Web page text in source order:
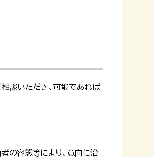
談いただき、可能であれば
の容態等により、意向に沿